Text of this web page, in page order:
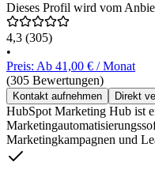
Dieses Profil wird vom
4,3 (305)
•
Preis: Ab 41,00 € / Monat
(305 Bewertungen)
Kontakt aufnehmen Direkt
HubSpot Marketing Hub ist
Marketingkampagnen und